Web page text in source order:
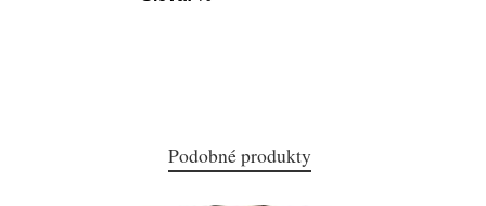
Podobné produkty